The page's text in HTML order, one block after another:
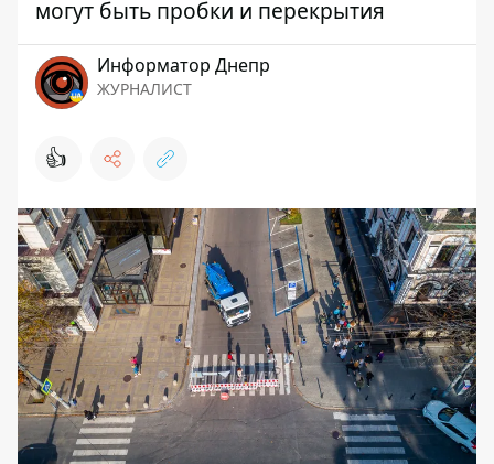
могут быть пробки и перекрытия
Информатор Днепр
ЖУРНАЛИСТ
👍